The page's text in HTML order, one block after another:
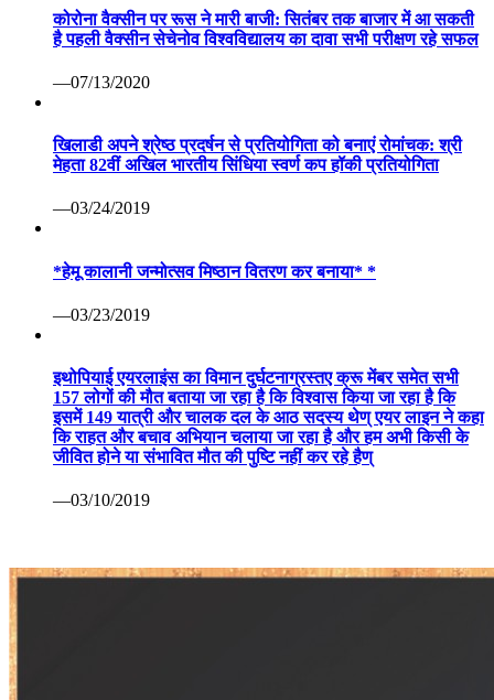
कोरोना वैक्सीन पर रूस ने मारी बाजी: सितंबर तक बाजार में आ सकती
है पहली वैक्सीन सेचेनोव विश्वविद्यालय का दावा सभी परीक्षण रहे सफल
—07/13/2020
खिलाडी अपने श्रेष्ठ प्रदर्षन से प्रतियोगिता को बनाएं रोमांचक: श्री
मेहता 82वीं अखिल भारतीय सिंधिया स्वर्ण कप हॉकी प्रतियोगिता
—03/24/2019
*हेमू कालानी जन्मोत्सव मिष्ठान वितरण कर बनाया* *
—03/23/2019
इथोपियाई एयरलाइंस का विमान दुर्घटनाग्रस्तए क्रू मेंबर समेत सभी
157 लोगों की मौत बताया जा रहा है कि विश्वास किया जा रहा है कि
इसमें 149 यात्री और चालक दल के आठ सदस्य थेण् एयर लाइन ने कहा
कि राहत और बचाव अभियान चलाया जा रहा है और हम अभी किसी के
जीवित होने या संभावित मौत की पुष्टि नहीं कर रहे हैण्
—03/10/2019